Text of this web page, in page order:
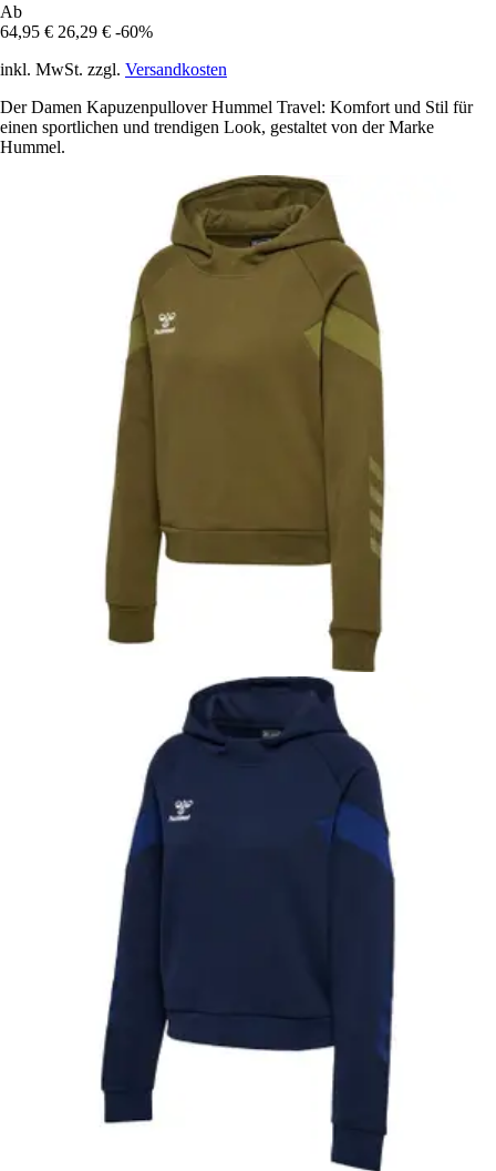
Ab
64,95 € 26,29 € -60%
inkl. MwSt. zzgl. Versandkosten
Der Damen Kapuzenpullover Hummel Travel: Komfort und Stil für
einen sportlichen und trendigen Look, gestaltet von der Marke
Hummel.